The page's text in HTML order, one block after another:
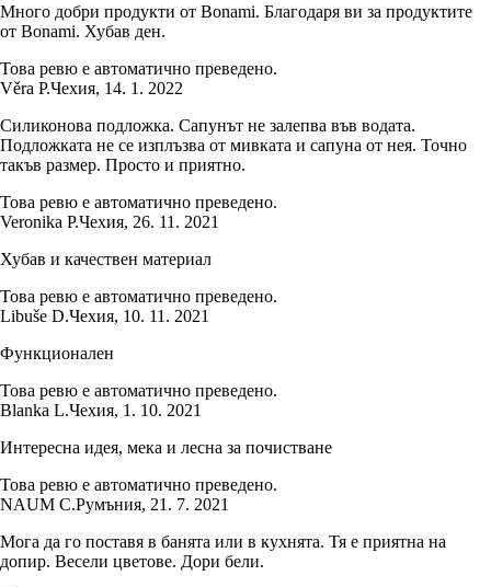
Много добри продукти от Bonami. Благодаря ви за продуктите
от Bonami. Хубав ден.
Това ревю е автоматично преведено.
Věra P.Чехия, 14. 1. 2022
Силиконова подложка. Сапунът не залепва във водата.
Подложката не се изплъзва от мивката и сапуна от нея. Точно
такъв размер. Просто и приятно.
Това ревю е автоматично преведено.
Veronika P.Чехия, 26. 11. 2021
Хубав и качествен материал
Това ревю е автоматично преведено.
Libuše D.Чехия, 10. 11. 2021
Функционален
Това ревю е автоматично преведено.
Blanka L.Чехия, 1. 10. 2021
Интересна идея, мека и лесна за почистване
Това ревю е автоматично преведено.
NAUM C.Румъния, 21. 7. 2021
Мога да го поставя в банята или в кухнята. Тя е приятна на
допир. Весели цветове. Дори бели.